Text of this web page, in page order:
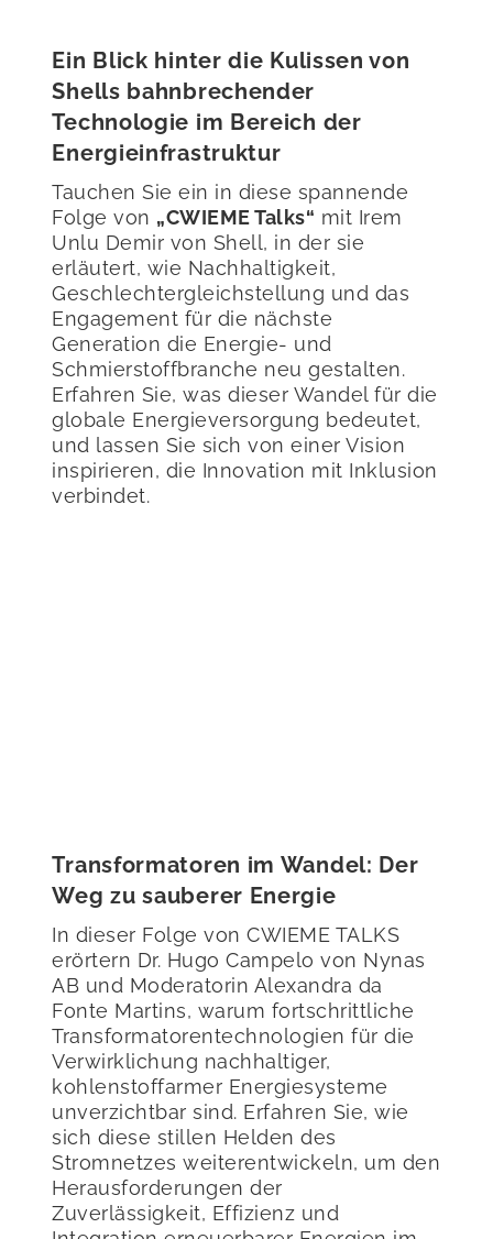
Ein Blick hinter die Kulissen von
Shells bahnbrechender
Technologie im Bereich der
Energieinfrastruktur
Tauchen Sie ein in diese spannende
Folge von „CWIEME Talks“ mit Irem
Unlu Demir von Shell, in der sie
erläutert, wie Nachhaltigkeit,
Geschlechtergleichstellung und das
Engagement für die nächste
Generation die Energie- und
Schmierstoffbranche neu gestalten.
Erfahren Sie, was dieser Wandel für die
globale Energieversorgung bedeutet,
und lassen Sie sich von einer Vision
inspirieren, die Innovation mit Inklusion
verbindet.
Transformatoren im Wandel: Der
Weg zu sauberer Energie
In dieser Folge von CWIEME TALKS
erörtern Dr. Hugo Campelo von Nynas
AB und Moderatorin Alexandra da
Fonte Martins, warum fortschrittliche
Transformatorentechnologien für die
Verwirklichung nachhaltiger,
kohlenstoffarmer Energiesysteme
unverzichtbar sind. Erfahren Sie, wie
sich diese stillen Helden des
Stromnetzes weiterentwickeln, um den
Herausforderungen der
Zuverlässigkeit, Effizienz und